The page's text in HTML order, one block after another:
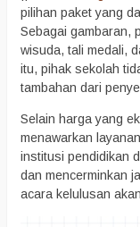
pilihan paket yang
Sebagai gambaran,
wisuda, tali medali,
itu, pihak sekolah
tambahan dari
Selain harga yang
menawarkan
institusi pendidikan
dan mencerminkan
acara kelulusan